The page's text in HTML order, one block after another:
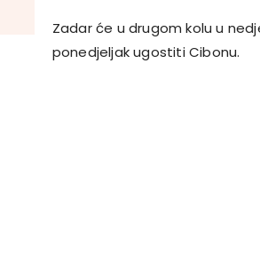
Zadar će u drugom kolu u
ponedjeljak ugostiti Cibonu.